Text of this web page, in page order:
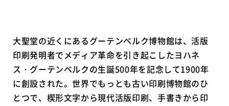
大聖堂の近くにあるグーテンベルク博物館は、活版
印刷発明者でメディア革命を引き起こしたヨハネ
ス・グーテンベルクの生誕500年を記念して1900年
に創設された。世界でもっとも古い印刷博物館のひ
とつで、楔形文字から現代活版印刷、手書きから印